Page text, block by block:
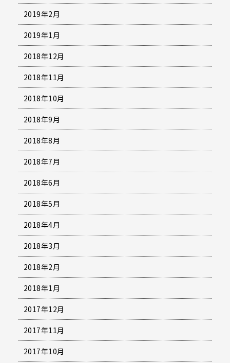
2019年2月
2019年1月
2018年12月
2018年11月
2018年10月
2018年9月
2018年8月
2018年7月
2018年6月
2018年5月
2018年4月
2018年3月
2018年2月
2018年1月
2017年12月
2017年11月
2017年10月